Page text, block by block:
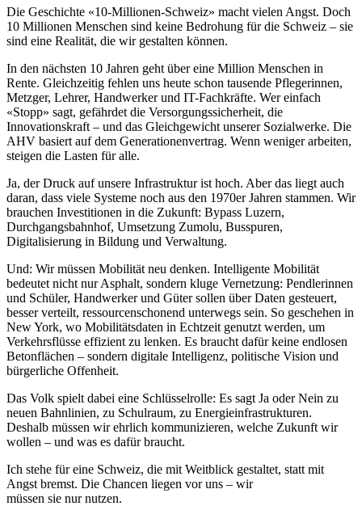
Die Geschichte «10-Millionen-Schweiz» macht vielen Angst. Doch
10 Millionen Menschen sind keine Bedrohung für die Schweiz – sie
sind eine Realität, die wir gestalten können.
In den nächsten 10 Jahren geht über eine Million Menschen in
Rente. Gleichzeitig fehlen uns heute schon tausende Pflegerinnen,
Metzger, Lehrer, Handwerker und IT-Fachkräfte. Wer einfach
«Stopp» sagt, gefährdet die Versorgungssicherheit, die
Innovationskraft – und das Gleichgewicht unserer Sozialwerke. Die
AHV basiert auf dem Generationenvertrag. Wenn weniger arbeiten,
steigen die Lasten für alle.
Ja, der Druck auf unsere Infrastruktur ist hoch. Aber das liegt auch
daran, dass viele Systeme noch aus den 1970er Jahren stammen. Wir
brauchen Investitionen in die Zukunft: Bypass Luzern,
Durchgangsbahnhof, Umsetzung Zumolu, Busspuren,
Digitalisierung in Bildung und Verwaltung.
Und: Wir müssen Mobilität neu denken. Intelligente Mobilität
bedeutet nicht nur Asphalt, sondern kluge Vernetzung: Pendlerinnen
und Schüler, Handwerker und Güter sollen über Daten gesteuert,
besser verteilt, ressourcenschonend unterwegs sein. So geschehen in
New York, wo Mobilitätsdaten in Echtzeit genutzt werden, um
Verkehrsflüsse effizient zu lenken. Es braucht dafür keine endlosen
Betonflächen – sondern digitale Intelligenz, politische Vision und
bürgerliche Offenheit.
Das Volk spielt dabei eine Schlüsselrolle: Es sagt Ja oder Nein zu
neuen Bahnlinien, zu Schulraum, zu Energieinfrastrukturen.
Deshalb müssen wir ehrlich kommunizieren, welche Zukunft wir
wollen – und was es dafür braucht.
Ich stehe für eine Schweiz, die mit Weitblick gestaltet, statt mit
Angst bremst. Die Chancen liegen vor uns – wir
müssen sie nur nutzen.